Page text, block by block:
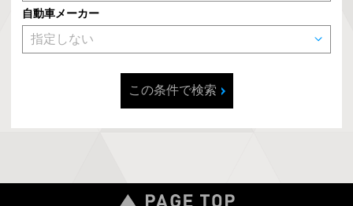
自動車メーカー
この条件で検索